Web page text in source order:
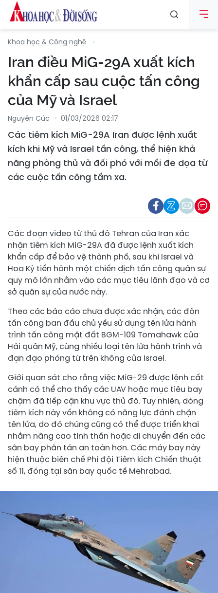
Khoa học & Công nghệ
Iran điều MiG-29A xuất kích
khẩn cấp sau cuộc tấn công
của Mỹ và Israel
Nguyễn Cúc 01/03/2026 02:17
Các tiêm kích MiG-29A Iran được lệnh xuất
kích khi Mỹ và Israel tấn công, thể hiện khả
năng phòng thủ và đối phó với mối đe dọa từ
các cuộc tấn công tầm xa.
Các đoạn video từ thủ đô Tehran của Iran xác
nhận tiêm kích MiG-29A đã được lệnh xuất kích
khẩn cấp để bảo vệ thành phố, sau khi Israel và
Hoa Kỳ tiến hành một chiến dịch tấn công quân sự
quy mô lớn nhằm vào các mục tiêu lãnh đạo và cơ
sở quân sự của nước này.
Theo các báo cáo chưa được xác nhận, các đòn
tấn công ban đầu chủ yếu sử dụng tên lửa hành
trình tấn công mặt đất BGM-109 Tomahawk của
Hải quân Mỹ, cùng nhiều loại tên lửa hành trình và
đạn đạo phóng từ trên không của Israel.
Giới quan sát cho rằng việc MiG-29 được lệnh cất
cánh có thể cho thấy các UAV hoặc mục tiêu bay
chậm đã tiếp cận khu vực thủ đô. Tuy nhiên, dòng
tiêm kích này vốn không có năng lực đánh chặn
tên lửa, do đó chúng cũng có thể được triển khai
nhằm nâng cao tinh thần hoặc di chuyển đến các
sân bay phân tán an toàn hơn. Các máy bay này
hiện thuộc biên chế Phi đội Tiêm kích Chiến thuật
số 11, đóng tại sân bay quốc tế Mehrabad.